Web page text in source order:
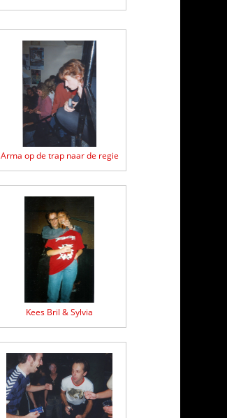
Arma op de trap naar de regie
Kees Bril & Sylvia